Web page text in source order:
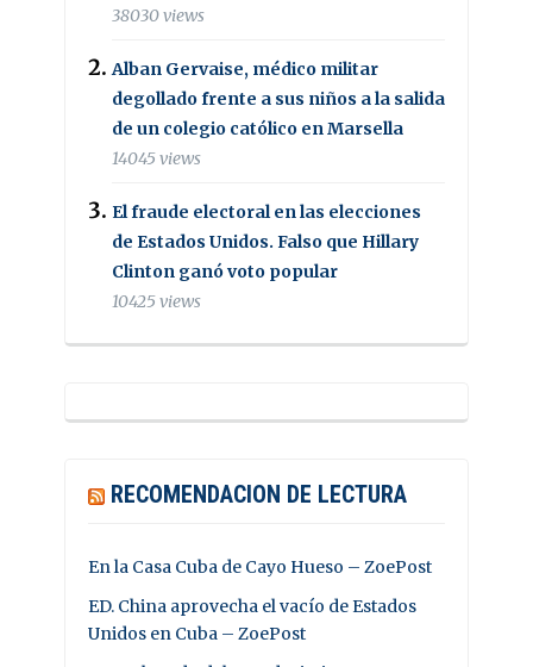
38030 views
Alban Gervaise, médico militar
degollado frente a sus niños a la salida
de un colegio católico en Marsella
14045 views
El fraude electoral en las elecciones
de Estados Unidos. Falso que Hillary
Clinton ganó voto popular
10425 views
RECOMENDACION DE LECTURA
En la Casa Cuba de Cayo Hueso – ZoePost
ED. China aprovecha el vacío de Estados
Unidos en Cuba – ZoePost